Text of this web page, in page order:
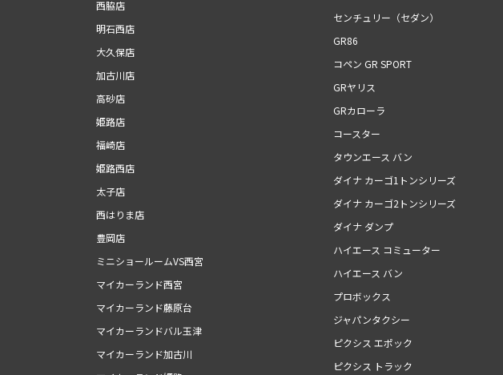
西脇店
明石西店
大久保店
加古川店
高砂店
姫路店
福崎店
姫路西店
太子店
西はりま店
豊岡店
ミニショールームVS西宮
マイカーランド西宮
マイカーランド藤原台
マイカーランドバル玉津
マイカーランド加古川
センチュリー（セダン）
GR86
コペン GR SPORT
GRヤリス
GRカローラ
コースター
タウンエース バン
ダイナ カーゴ1トンシリーズ
ダイナ カーゴ2トンシリーズ
ダイナ ダンプ
ハイエース コミューター
ハイエース バン
プロボックス
ジャパンタクシー
ピクシス エポック
ピクシス トラック